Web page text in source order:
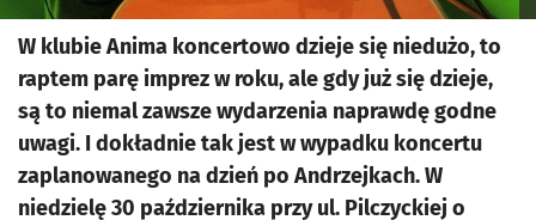
W klubie Anima koncertowo dzieje się niedużo, to
raptem parę imprez w roku, ale gdy już się dzieje,
są to niemal zawsze wydarzenia naprawdę godne
uwagi. I dokładnie tak jest w wypadku koncertu
zaplanowanego na dzień po Andrzejkach. W
niedzielę 30 października przy ul. Pilczyckiej o